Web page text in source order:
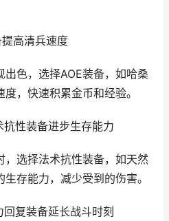
高清兵速度
色，选择AOE装备，如哈桑
，快速积累金币和经验。
性装备进步生存能力
，选择法术抗性装备，如天然
存能力，减少受到的伤害。
复装备延长战斗时刻